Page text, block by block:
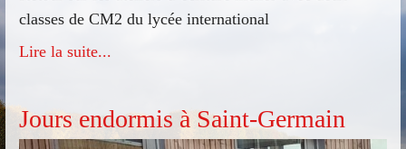
classes de CM2 du lycée international
Lire la suite...
Jours endormis à Saint-Germain